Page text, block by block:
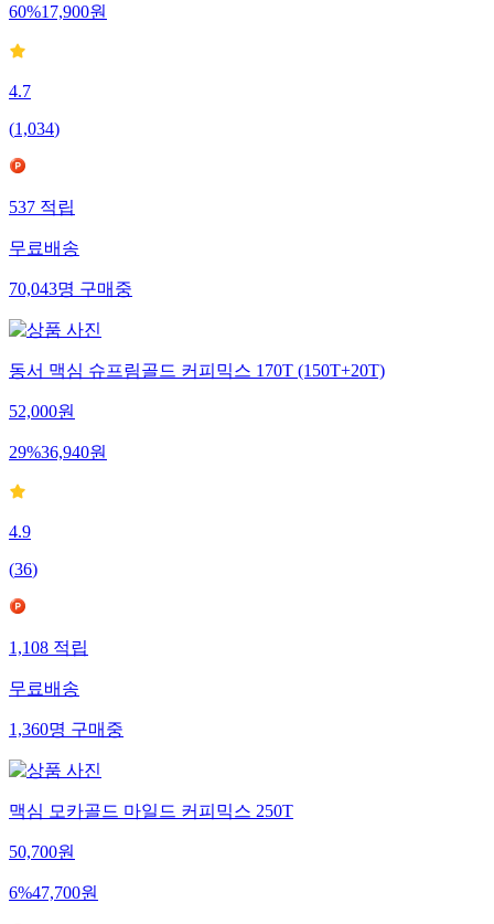
60%17,900원
4.7
(1,034)
537적립
무료배송
70,043명구매중
동서 맥심 슈프림골드 커피믹스 170T (150T+20T)
52,000원
29%36,940원
4.9
(36)
1,108적립
무료배송
1,360명구매중
맥심 모카골드 마일드 커피믹스 250T
50,700원
6%47,700원